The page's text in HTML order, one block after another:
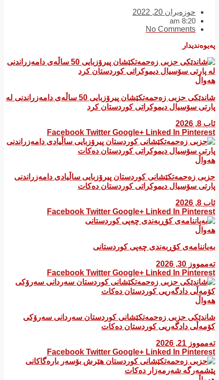
حوزه‌یران 20, 2022
8:20 am
No Comments
پەیوەندیدار
هەواڵ
شاندێکی حزبی زەحمەتکێشان پیرۆزبایی 50 ساڵەی دامەزراندنی لە
پارتی سۆسیال دیموکراتی کوردستان کرد
ئاب 8, 2026
Facebook Twitter Google+ Linked In Pinterest
هەواڵ
​حزبی زەحمەتکێشانی کوردستان پیرۆزبایی ساڵیادی دامەزراندنی
پارتی سۆسیال دیموکراتی کوردستان دەکات
ئاب 8, 2026
Facebook Twitter Google+ Linked In Pinterest
هەواڵ
بەیاننامەی کۆڕبەندی چەپی کوردستانی
تەممووز 30, 2026
Facebook Twitter Google+ Linked In Pinterest
هەواڵ
شاندێکی حزبی زەحمەتکێشانی کوردستان سەردانی سەرۆکی
کۆمەڵی دادگەریی کوردستان دەکات
تەممووز 21, 2026
Facebook Twitter Google+ Linked In Pinterest